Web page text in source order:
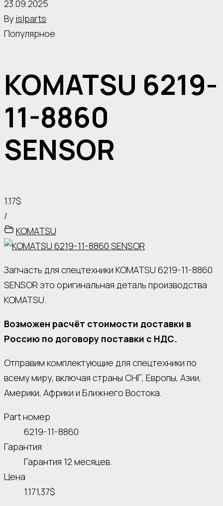
23.09.2025
By islparts
Популярное
KOMATSU 6219-
11-8860
SENSOR
1.17$
/
KOMATSU
Запчасть для спецтехники KOMATSU 6219-11-8860
SENSOR это оригинальная деталь производства
KOMATSU.
Возможен расчёт стоимости доставки в
Россию по договору поставки с НДС.
Отправим комплектующие для спецтехники по
всему миру, включая страны СНГ, Европы, Азии,
Америки, Африки и Ближнего Востока.
Part номер
6219-11-8860
Гарантия
Гарантия 12 месяцев.
Цена
1.171,37$